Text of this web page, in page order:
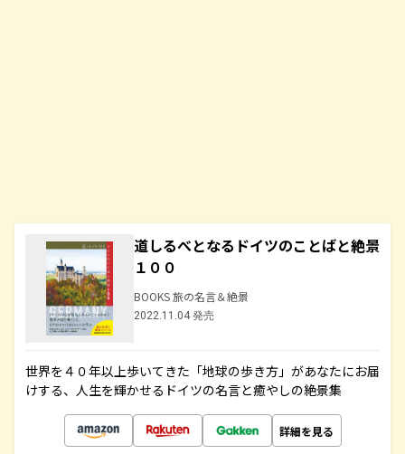
道しるべとなるドイツのことばと絶景
１００
BOOKS 旅の名言＆絶景
2022.11.04 発売
世界を４０年以上歩いてきた「地球の歩き方」があなたにお届
けする、人生を輝かせるドイツの名言と癒やしの絶景集
詳細を見る